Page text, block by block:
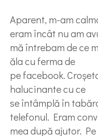
Aparent, m-am
eram încât nu am
mă întrebam de ce
ăla cu ferma de
pe facebook.
halucinante cu ce
se întâmplă în
telefonul. Eram
mea după ajutor.